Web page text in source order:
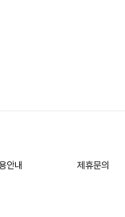
안내 제휴문의